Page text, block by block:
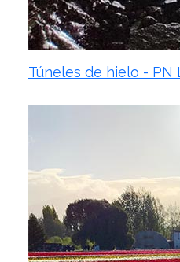
Túneles de hielo - PN